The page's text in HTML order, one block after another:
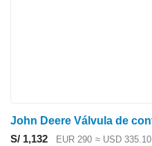
S/ 1,132 EUR 290 ≈ USD 335.10